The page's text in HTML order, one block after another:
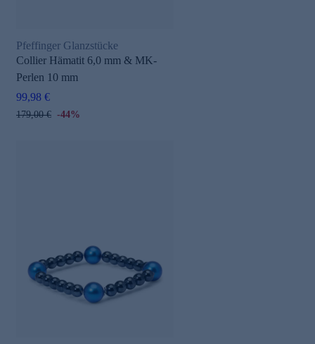
Pfeffinger Glanzstücke
Collier Hämatit 6,0 mm & MK-
Perlen 10 mm
99,98 €
179,00 € -44%